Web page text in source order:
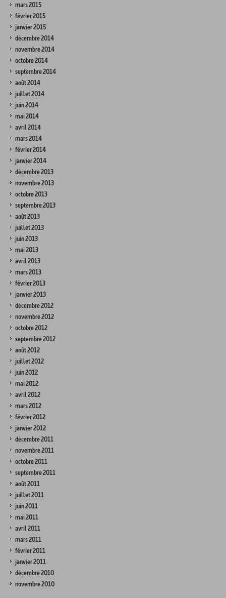
mars 2015
février 2015
janvier 2015
décembre 2014
novembre 2014
octobre 2014
septembre 2014
août 2014
juillet 2014
juin 2014
mai 2014
avril 2014
mars 2014
février 2014
janvier 2014
décembre 2013
novembre 2013
octobre 2013
septembre 2013
août 2013
juillet 2013
juin 2013
mai 2013
avril 2013
mars 2013
février 2013
janvier 2013
décembre 2012
novembre 2012
octobre 2012
septembre 2012
août 2012
juillet 2012
juin 2012
mai 2012
avril 2012
mars 2012
février 2012
janvier 2012
décembre 2011
novembre 2011
octobre 2011
septembre 2011
août 2011
juillet 2011
juin 2011
mai 2011
avril 2011
mars 2011
février 2011
janvier 2011
décembre 2010
novembre 2010